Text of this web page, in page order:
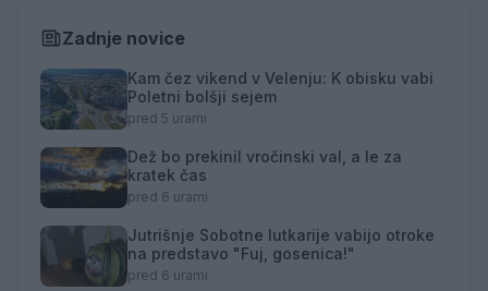
Zadnje novice
Kam čez vikend v Velenju: K obisku vabi
Poletni bolšji sejem
pred 5 urami
Dež bo prekinil vročinski val, a le za
kratek čas
pred 6 urami
Jutrišnje Sobotne lutkarije vabijo otroke
na predstavo "Fuj, gosenica!"
pred 6 urami